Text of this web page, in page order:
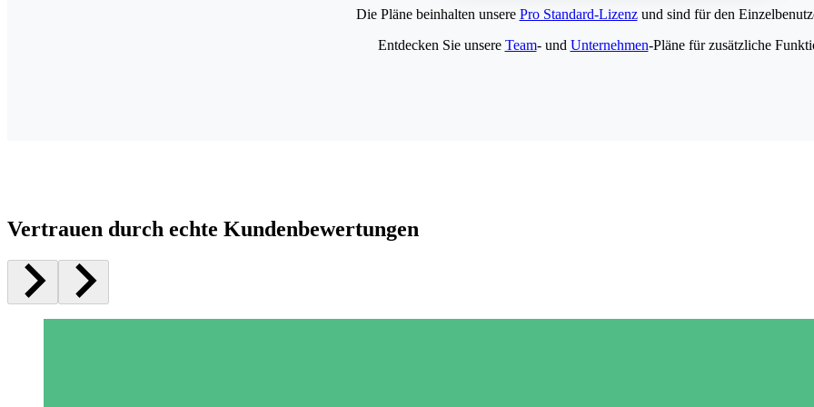
Die Pläne beinhalten unsere Pro Standard-Lizenzund sind für den
Entdecken Sie unsere Team- und Unternehmen-Pläne für zusätzliche
Vertrauen durch echte Kundenbewertungen